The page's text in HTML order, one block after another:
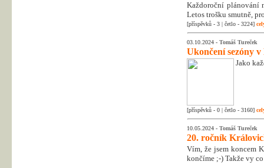
Každoroční plánování
Letos trošku smutně,
[příspěvků - 3 | četlo - 3224]
03.10.2024 - Tomáš Tureček
Ukončení sezóny v
Jako
[příspěvků - 0 | četlo - 3160]
10.05.2024 - Tomáš Tureček
20. ročník
Vím, že jsem koncem
končíme ;-) Takže vy